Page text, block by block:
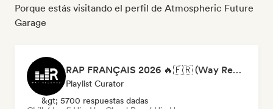
Porque estás visitando el perfil de Atmospheric Future
Garage
RAP FRANÇAIS 2026 🔥🇫🇷 (Way Records)
Playlist Curator
&gt; 5700 respuestas dadas